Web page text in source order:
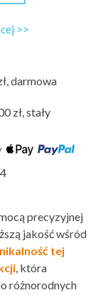
>>
darmowa
zł,stały
precyzyjnej
jakość wśród
tej
, która
różnorodnych